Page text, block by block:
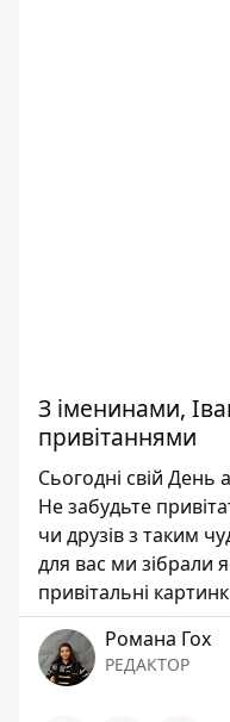
З іменинами,
привітаннями
Сьогодні свій День
Не забудьте
чи друзів з таким
для вас ми зібрали
привітальні
Романа Гох
РЕДАКТОР